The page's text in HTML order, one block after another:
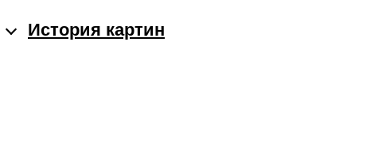
История картин